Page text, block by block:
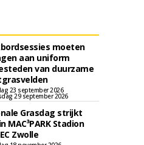
moeten
aan uniform
van duurzame
23 september 2026
29 september 2026
Grasdag strijkt
MAC³PARK Stadion
Zwolle